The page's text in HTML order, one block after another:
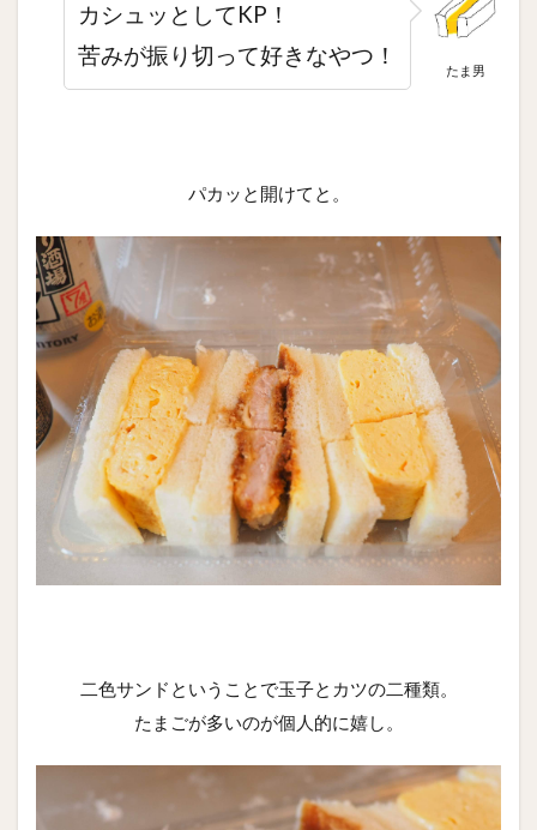
たま男
カシュッとしてKP！
苦みが振り切って好きなやつ！
パカッと開けてと。
二色サンドということで玉子とカツの二種類。
たまごが多いのが個人的に嬉し。